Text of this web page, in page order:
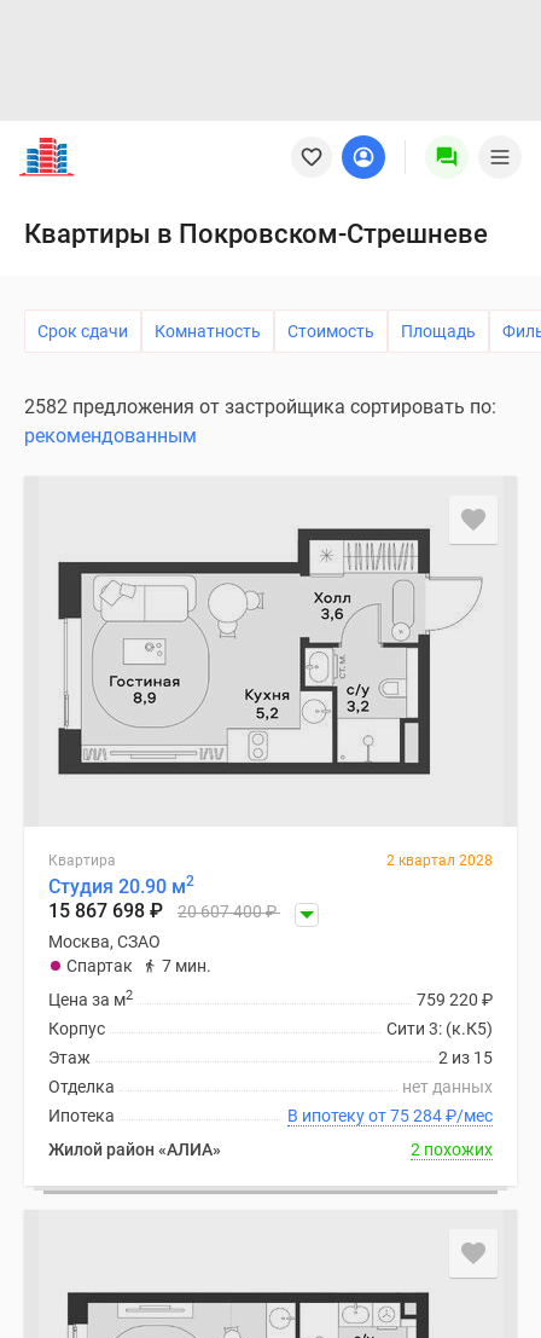
Новостройки
Квартиры
Новостройки
Москвы
Подмосковья
Новостройки
Москвы
новостройки
Специальные
предложения
Коммерческие
помещения
Продавцы
застройщики
Панорамы
Видеообзор
новостроек
Экспертиза
новостроек
Экология
Москвы
Подмосковья
Студии
комнатные
Квартиры в Покровском-Стрешневе
Срок сдачи Комнатность Стоимость Площадь
2582 предложения от застройщика сортировать по:
рекомендованным
Квартира 2 квартал 2028
Студия 20.90 м2
15 867 698 ₽ 20 607 400₽
Москва, СЗАО
Спартак
7 мин.
759 220 ₽
Цена за м2
Сити 3: (к.К5)
Корпус
2 из 15
Этаж
нет данных
Отделка
В ипотеку от 75 284₽/мес
Ипотека
Жилой район «АЛИА»
2 похожих